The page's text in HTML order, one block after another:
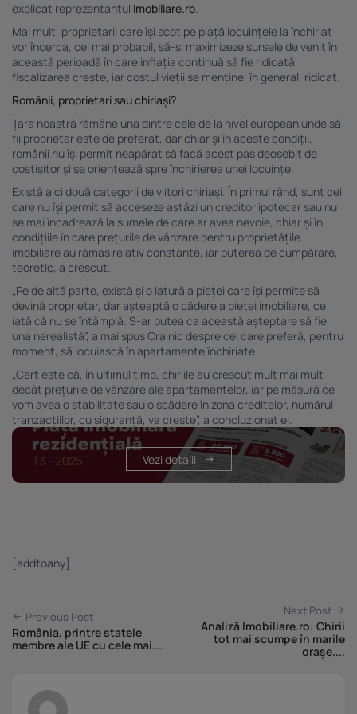
explicat reprezentantul Imobiliare.ro
Mai mult, proprietarii care își scot pe piață locuințele la închiriat
vor încerca, cel mai probabil, să-și maximizeze sursele de venit în
această perioadă în care inflația continuă să fie ridicată,
fiscalizarea crește, iar costul vieții se menține, în general, ridicat.
Românii, proprietari sau chiriași?
Țara noastră rămâne una dintre cele de la nivel european unde să
fii proprietar este de preferat, dar chiar și în aceste condiții,
românii nu își permit neapărat să facă acest pas deosebit de
costisitor și se orientează spre închirierea unei locuințe.
Există aici două categorii de viitori chiriași. În primul rând, sunt cei
care nu își permit să acceseze astăzi un creditor ipotecar sau nu
se mai încadrează la sumele de care ar avea nevoie, chiar și în
condițiile în care prețurile de vânzare pentru proprietățile
imobiliare au rămas relativ constante, iar puterea de cumpărare,
teoretic, a crescut.
„Pe de altă parte, există și o latură a pieței care își permite să
devină proprietar, dar așteaptă o cădere a pieței imobiliare, ce
iată că nu se întâmplă. S-ar putea ca această așteptare să fie
una nerealistă”, a mai spus Crainic despre cei care preferă, pentru
moment, să locuiască în apartamente închiriate.
„Cert este că, în ultimul timp, chiriile au crescut mult mai mult
decât prețurile de vânzare ale apartamentelor, iar pe măsură ce
vom avea o stabilitate sau o scădere în zona creditelor, numărul
tranzacțiilor, cu siguranță, va crește”, a concluzionat el.
Vezi detalii
[addtoany]
Previous Post
România, printre statele
membre ale UE cu cele mai...
Next Post
Analiză Imobiliare.ro: Chirii
tot mai scumpe în marile
orașe....